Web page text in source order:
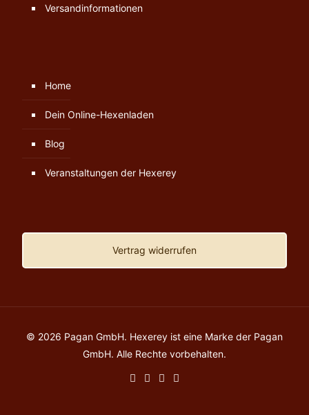
Versandinformationen
Home
Dein Online-Hexenladen
Blog
Veranstaltungen der Hexerey
Vertrag widerrufen
© 2026 Pagan GmbH. Hexerey ist eine Marke der Pagan
GmbH. Alle Rechte vorbehalten.